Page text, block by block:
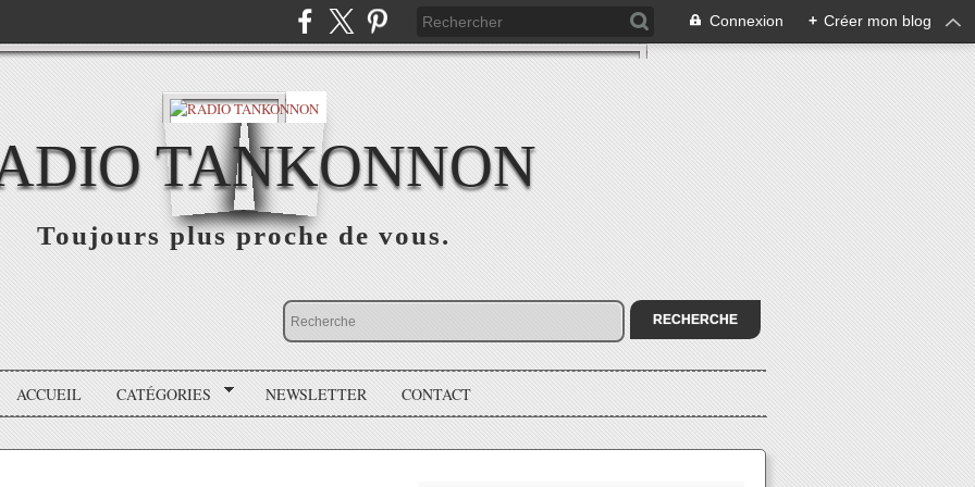
Connexion + Créer mon blog
TANKONNON
Toujours plus proche de vous.
ACCUEIL CATÉGORIES NEWSLETTER CONTACT